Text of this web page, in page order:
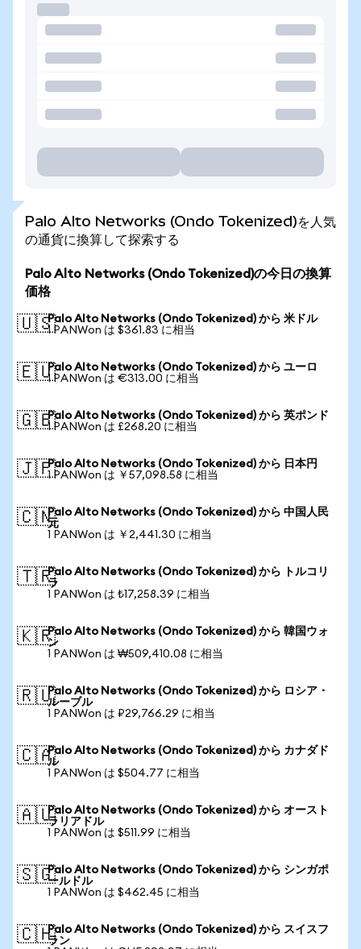
Palo Alto Networks (Ondo Tokenized)を人気
の通貨に換算して探索する
Palo Alto Networks (Ondo Tokenized)の今日の換算
価格
🇺🇸Palo Alto Networks (Ondo Tokenized) から 米ドル
1 PANWon は $361.83 に相当
🇪🇺Palo Alto Networks (Ondo Tokenized) から ユーロ
1 PANWon は €313.00 に相当
🇬🇧Palo Alto Networks (Ondo Tokenized) から 英ポンド
1 PANWon は £268.20 に相当
🇯🇵Palo Alto Networks (Ondo Tokenized) から 日本円
1 PANWon は ￥57,098.58 に相当
🇨🇳Palo Alto Networks (Ondo Tokenized) から 中国人民
元
1 PANWon は ￥2,441.30 に相当
🇹🇷Palo Alto Networks (Ondo Tokenized) から トルコリ
ラ
1 PANWon は ₺17,258.39 に相当
🇰🇷Palo Alto Networks (Ondo Tokenized) から 韓国ウォ
ン
1 PANWon は ₩509,410.08 に相当
🇷🇺Palo Alto Networks (Ondo Tokenized) から ロシア・
ルーブル
1 PANWon は ₽29,766.29 に相当
🇨🇦Palo Alto Networks (Ondo Tokenized) から カナダド
ル
1 PANWon は $504.77 に相当
🇦🇺Palo Alto Networks (Ondo Tokenized) から オースト
ラリアドル
1 PANWon は $511.99 に相当
🇸🇬Palo Alto Networks (Ondo Tokenized) から シンガポ
ールドル
1 PANWon は $462.45 に相当
🇨🇭Palo Alto Networks (Ondo Tokenized) から スイスフ
ラン